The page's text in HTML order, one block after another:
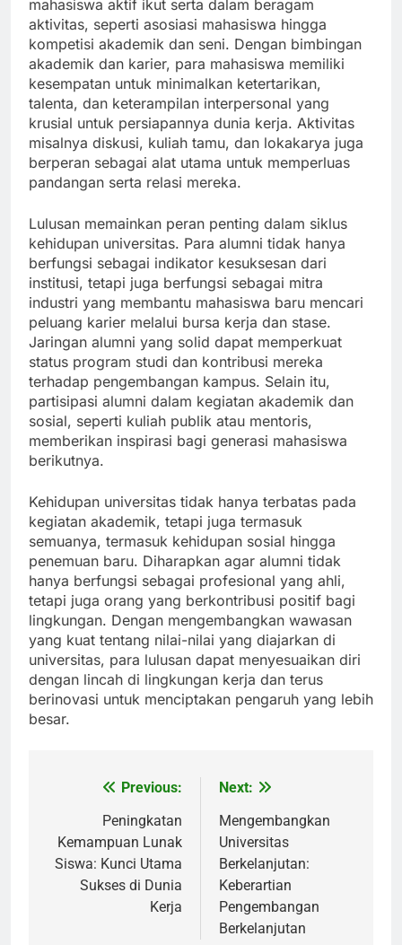
mahasiswa aktif ikut serta dalam beragam
aktivitas, seperti asosiasi mahasiswa hingga
kompetisi akademik dan seni. Dengan bimbingan
akademik dan karier, para mahasiswa memiliki
kesempatan untuk minimalkan ketertarikan,
talenta, dan keterampilan interpersonal yang
krusial untuk persiapannya dunia kerja. Aktivitas
misalnya diskusi, kuliah tamu, dan lokakarya juga
berperan sebagai alat utama untuk memperluas
pandangan serta relasi mereka.
Lulusan memainkan peran penting dalam siklus
kehidupan universitas. Para alumni tidak hanya
berfungsi sebagai indikator kesuksesan dari
institusi, tetapi juga berfungsi sebagai mitra
industri yang membantu mahasiswa baru mencari
peluang karier melalui bursa kerja dan stase.
Jaringan alumni yang solid dapat memperkuat
status program studi dan kontribusi mereka
terhadap pengembangan kampus. Selain itu,
partisipasi alumni dalam kegiatan akademik dan
sosial, seperti kuliah publik atau mentoris,
memberikan inspirasi bagi generasi mahasiswa
berikutnya.
Kehidupan universitas tidak hanya terbatas pada
kegiatan akademik, tetapi juga termasuk
semuanya, termasuk kehidupan sosial hingga
penemuan baru. Diharapkan agar alumni tidak
hanya berfungsi sebagai profesional yang ahli,
tetapi juga orang yang berkontribusi positif bagi
lingkungan. Dengan mengembangkan wawasan
yang kuat tentang nilai-nilai yang diajarkan di
universitas, para lulusan dapat menyesuaikan diri
dengan lincah di lingkungan kerja dan terus
berinovasi untuk menciptakan pengaruh yang lebih
besar.
navigation
Previous:
Peningkatan
Kemampuan Lunak
Siswa: Kunci Utama
Sukses di Dunia
Kerja
Next:
Mengembangkan
Universitas
Berkelanjutan:
Keberartian
Pengembangan
Berkelanjutan